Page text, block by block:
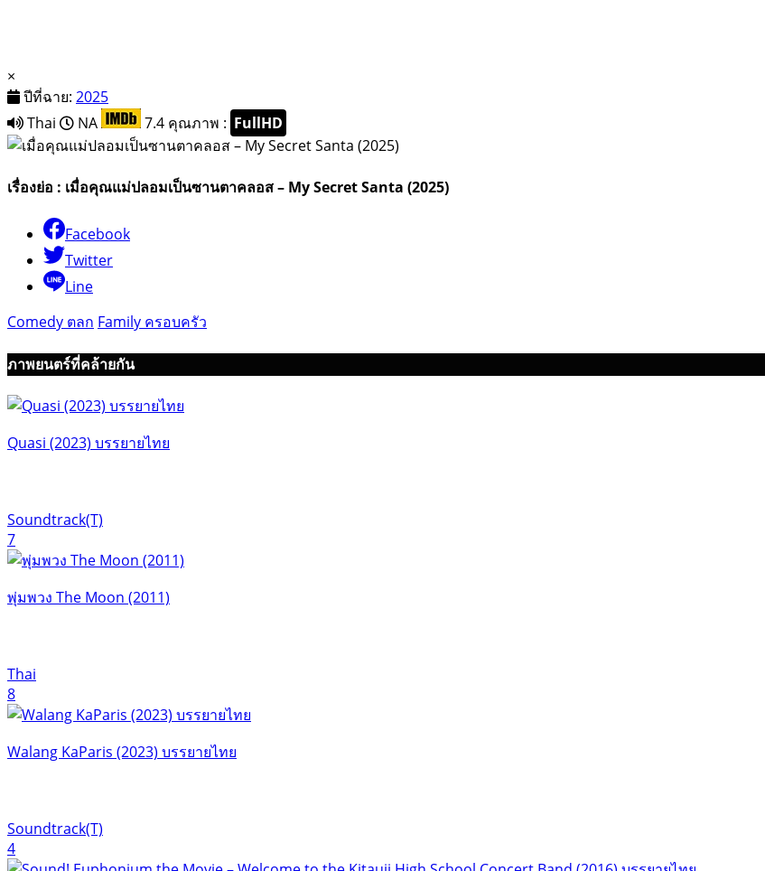
×
ปีที่ฉาย: 2025
Thai
NA 7.4 คุณภาพ : FullHD
เรื่องย่อ : เมื่อคุณแม่ปลอมเป็นซานตาคลอส – My Secret Santa (2025)
Facebook
Twitter
Line
Comedy ตลก Family ครอบครัว
ภาพยนตร์ที่คล้ายกัน
Quasi (2023) บรรยายไทย
Soundtrack(T)
7
พุ่มพวง The Moon (2011)
Thai
8
Walang KaParis (2023) บรรยายไทย
Soundtrack(T)
4